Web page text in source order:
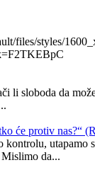
files/styles/
li sloboda da
će protiv nas?“
kontrolu, utapamo
da...